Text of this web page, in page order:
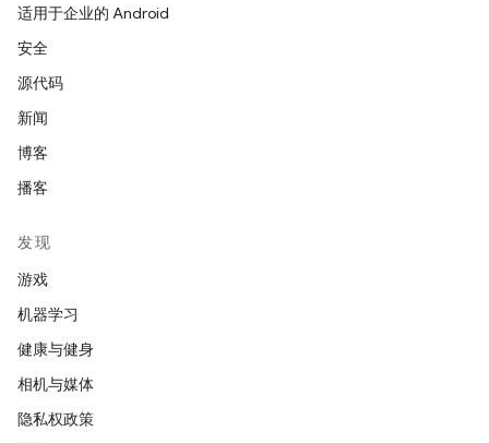
适用于企业的 Android
安全
源代码
新闻
博客
播客
发现
游戏
机器学习
健康与健身
相机与媒体
隐私权政策